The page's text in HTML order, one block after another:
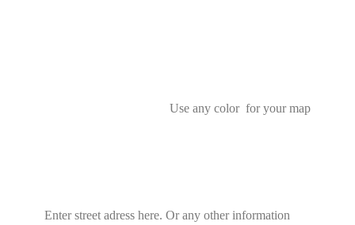
Use any color for your map
Enter street adress here. Or any other information